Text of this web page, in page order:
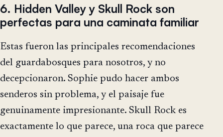
6. Hidden Valley y Skull Rock son
perfectas para una caminata familiar
Estas fueron las principales recomendaciones
del guardabosques para nosotros, y no
decepcionaron. Sophie pudo hacer ambos
senderos sin problema, y el paisaje fue
genuinamente impresionante. Skull Rock es
exactamente lo que parece, una roca que parece